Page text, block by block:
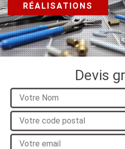
RÉALISATIONS
Devis